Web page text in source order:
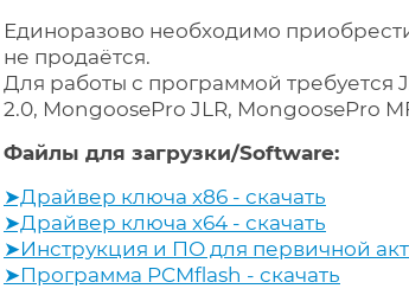
Единоразово необходимо
не продаётся.
Для работы с программой требуется
2.0, MongoosePro JLR, MongoosePro
Файлы для загрузки/Software:
➤Драйвер ключа x86 - скачать
➤Драйвер ключа x64 - скачать
➤Инструкция и ПО для первичной
➤Программа PCMflash - скачать